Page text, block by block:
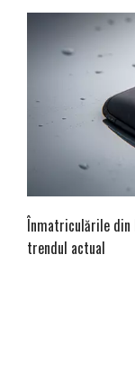
Înmatriculările din
trendul actual